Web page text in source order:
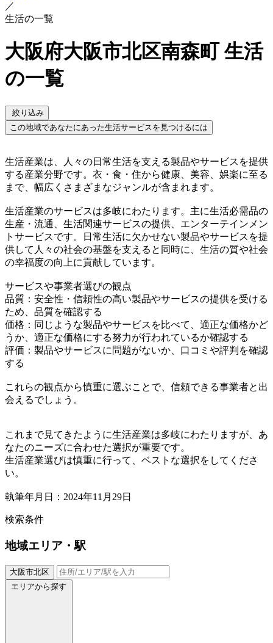
／
生活の一覧
大阪府大阪市北区南森町 生活
の一覧
絞り込み
この地域であなたにあった生活サービスを見つけるには
生活産業は、人々の日常生活を支える製品やサービスを提供
する産業分野です。衣・食・住から健康、美容、娯楽に至る
まで、幅広くさまざまなジャンルが含まれます。
生活産業のサービスは多岐にわたります。主に生活必需品の
生産・流通、生活関連サービスの提供、エンターテインメン
トサービスです。日常生活に欠かせない製品やサービスを提
供して人々の社会の基盤を支えると同時に、生活の質や社会
の幸福度の向上に貢献しています。
サービスや事業者選びの観点
品質：安全性・信頼性の高い製品やサービスの提供を受ける
ため、品質を確認する
価格：同じような製品やサービスを比べて、適正な価格かど
うか、適正な価格にする努力が行われているか確認する
評価：製品やサービスに問題がないか、口コミや評判を確認
する
これらの観点から慎重に選ぶことで、信頼できる事業者と出
会えるでしょう。
これまで見てきたように生活産業は多岐にわたりますが、あ
なたのニーズに合わせた選択が重要です。
生活産業選びは慎重に行って、ベストな選択をしてくださ
い。
執筆年月日：2024年11月29日
検索条件
地域エリア・駅
大阪市北区
エリアから探す